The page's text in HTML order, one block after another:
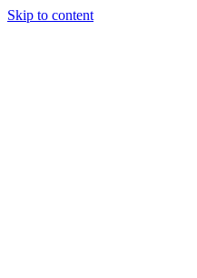
Skip to content